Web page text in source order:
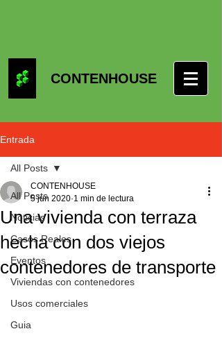
CONTENHOUSE
Entrada
All Posts
Noticias
Casos Reales
Eventos
Viviendas con contenedores
Usos comerciales
Guia
All Posts
Una vivienda con terraza
hecha con dos viejos
contenedores de transporte
CONTENHOUSE
5 jun 2020 1 min de lectura